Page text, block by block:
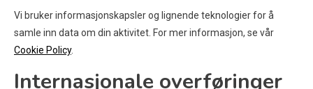
Vi bruker informasjonskapsler og lignende teknologier for å
samle inn data om din aktivitet. For mer informasjon, se vår
Cookie Policy.
Internasjonale overføringer